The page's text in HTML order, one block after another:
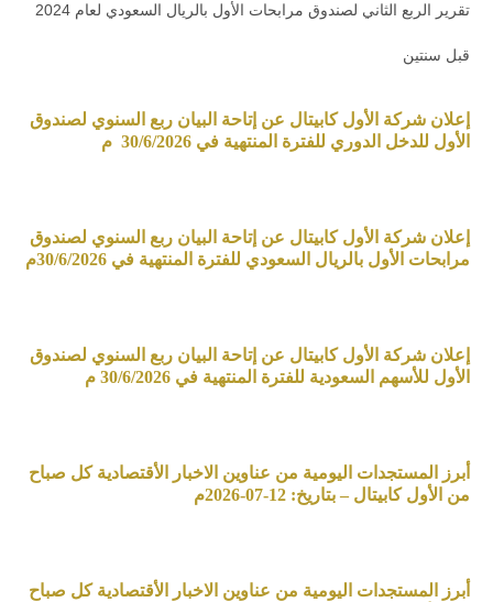
تقرير الربع الثاني لصندوق مرابحات الأول بالريال السعودي لعام 2024
قبل سنتين
إعلان شركة الأول كابيتال عن إتاحة البيان ربع السنوي لصندوق
الأول للدخل الدوري للفترة المنتهية في 30/6/2026 م
إعلان شركة الأول كابيتال عن إتاحة البيان ربع السنوي لصندوق
مرابحات الأول بالريال السعودي للفترة المنتهية في 30/6/2026م
إعلان شركة الأول كابيتال عن إتاحة البيان ربع السنوي لصندوق
الأول للأسهم السعودية للفترة المنتهية في 30/6/2026 م
أبرز المستجدات اليومية من عناوين الاخبار الأقتصادية كل صباح
من الأول كابيتال – بتاريخ: 12-07-2026م
أبرز المستجدات اليومية من عناوين الاخبار الأقتصادية كل صباح